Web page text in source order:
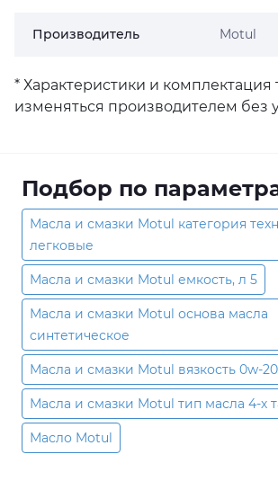
Производитель Motul
* Характеристики и комплектация
изменяться производителем без
Подбор по
Масла и смазки Motul категория
легковые
Масла и смазки Motul емкость, л 5
Масла и смазки Motul основа масла
синтетическое
Масла и смазки Motul вязкость 0w-20
Масла и смазки Motul тип масла 4-х
Масло Motul